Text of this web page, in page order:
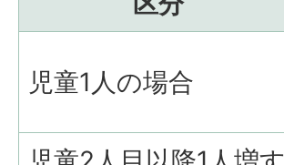
児童1人の場合